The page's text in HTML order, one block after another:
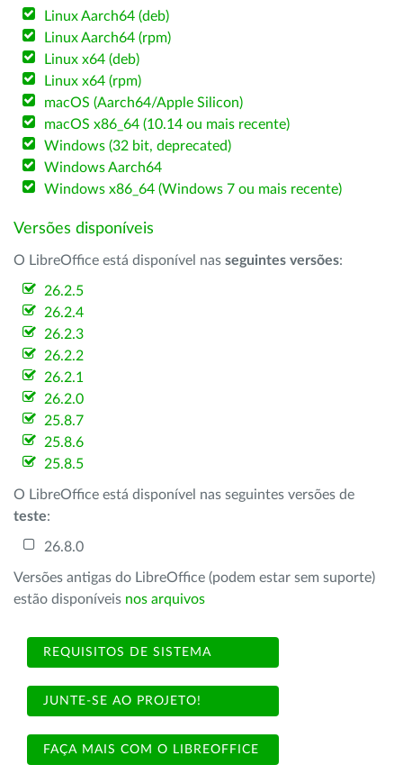
Linux Aarch64 (deb)
Linux Aarch64 (rpm)
Linux x64 (deb)
Linux x64 (rpm)
macOS (Aarch64/Apple Silicon)
macOS x86_64 (10.14 ou mais recente)
Windows (32 bit, deprecated)
Windows Aarch64
Windows x86_64 (Windows 7 ou mais recente)
Versões disponíveis
O LibreOffice está disponível nas seguintes versões:
26.2.5
26.2.4
26.2.3
26.2.2
26.2.1
26.2.0
25.8.7
25.8.6
25.8.5
O LibreOffice está disponível nas seguintes versões de
teste:
26.8.0
Versões antigas do LibreOffice (podem estar sem suporte)
estão disponíveis nos arquivos
REQUISITOS DE SISTEMA
JUNTE-SE AO PROJETO!
FAÇA MAIS COM O LIBREOFFICE